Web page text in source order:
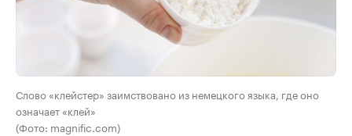
Слово «клейстер» заимствовано из немецкого языка, где оно
означает «клей»
(Фото: magnific.com)